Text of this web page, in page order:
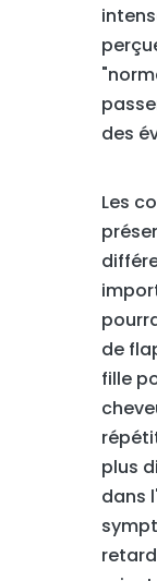
des
Les
de
fille
plus
dans